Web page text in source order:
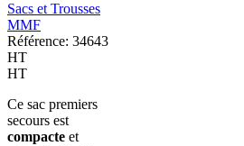
Sacs et Trousses
MMF
Référence: 34643
HT
HT
Ce sac premiers
secours est
compacte et